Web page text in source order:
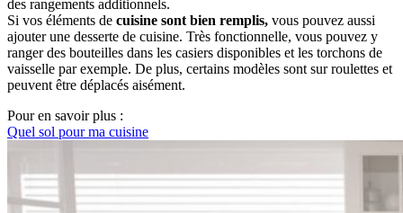
des rangements additionnels.
Si vos éléments de cuisine sont bien remplis, vous pouvez aussi
ajouter une desserte de cuisine. Très fonctionnelle, vous pouvez y
ranger des bouteilles dans les casiers disponibles et les torchons de
vaisselle par exemple. De plus, certains modèles sont sur roulettes et
peuvent être déplacés aisément.
Pour en savoir plus :
Quel sol pour ma cuisine